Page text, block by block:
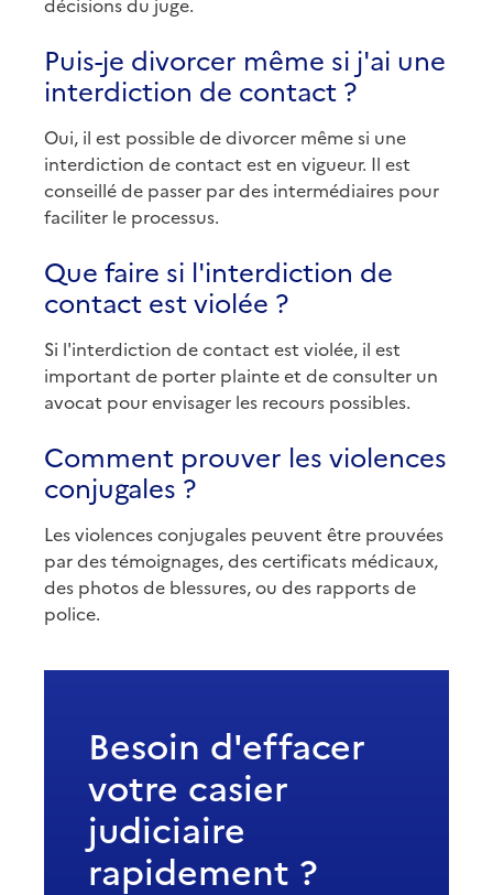
Puis-je divorcer même si j'ai une
interdiction de contact ?
Oui, il est possible de divorcer même si une
interdiction de contact est en vigueur. Il est
conseillé de passer par des intermédiaires pour
faciliter le processus.
Que faire si l'interdiction de
contact est violée ?
Si l'interdiction de contact est violée, il est
important de porter plainte et de consulter un
avocat pour envisager les recours possibles.
Comment prouver les violences
conjugales ?
Les violences conjugales peuvent être prouvées
par des témoignages, des certificats médicaux,
des photos de blessures, ou des rapports de
police.
Besoin d'effacer
votre casier
judiciaire
rapidement ?